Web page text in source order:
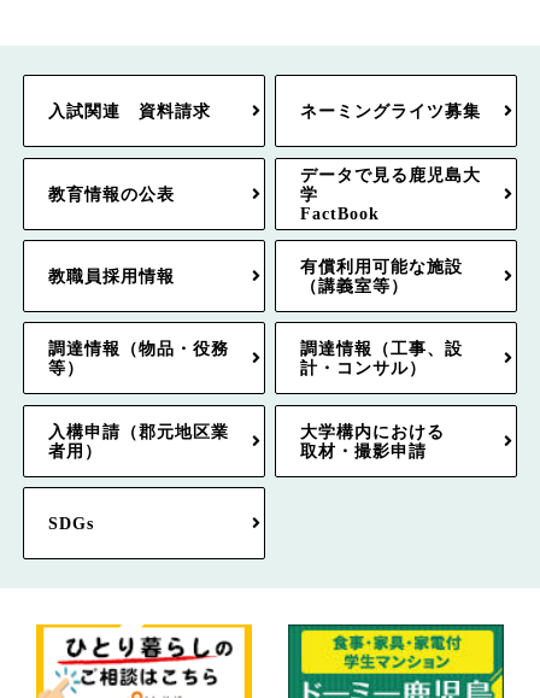
入試関連 資料請求 ネーミングライツ募集
教育情報の公表
データで見る鹿児島大
学
FactBook
教職員採用情報
有償利用可能な施設
（講義室等）
調達情報（物品・役務
等）
調達情報（工事、設
計・コンサル）
入構申請（郡元地区業
者用）
大学構内における
取材・撮影申請
SDGs